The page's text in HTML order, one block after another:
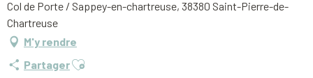
Col de Porte / Sappey-en-chartreuse, 38380 Saint-Pierre-de-
Chartreuse
M'y rendre
PartagerAjouter aux favoris